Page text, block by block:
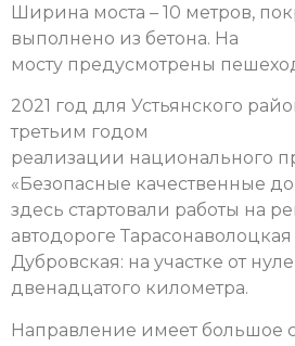
Ширина моста – 10 метров,
выполнено из бетона. На
мосту предусмотрены
2021 год для Устьянского
третьим годом
реализации национального
«Безопасные качественные
здесь стартовали работы на
автодороге
Дубровская: на участке от
двенадцатого километра.
Направление имеет большое